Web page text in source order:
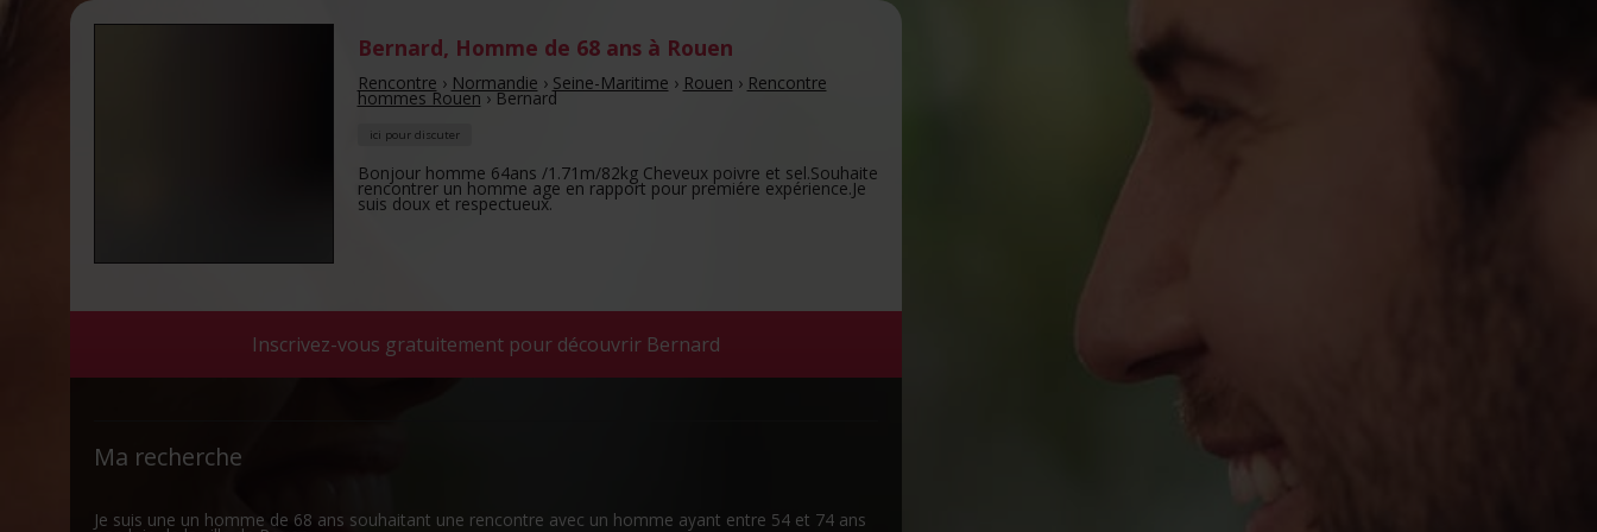
Bernard, Homme de 68 ansà Rouen
Rencontre › Normandie › Seine-Maritime › Rouen › Rencontre
hommes Rouen›Bernard
ici pour discuter
Bonjour homme 64ans /1.71m/82kg Cheveux poivre et sel.Souhaite
rencontrer un homme age en rapport pour premiére expérience.Je
suis doux et respectueux.
Inscrivez-vous gratuitement pour découvrir Bernard
Ma recherche
Je suis une un homme de 68 ans souhaitant une rencontre avec un homme ayant entre 54 et 74 ans